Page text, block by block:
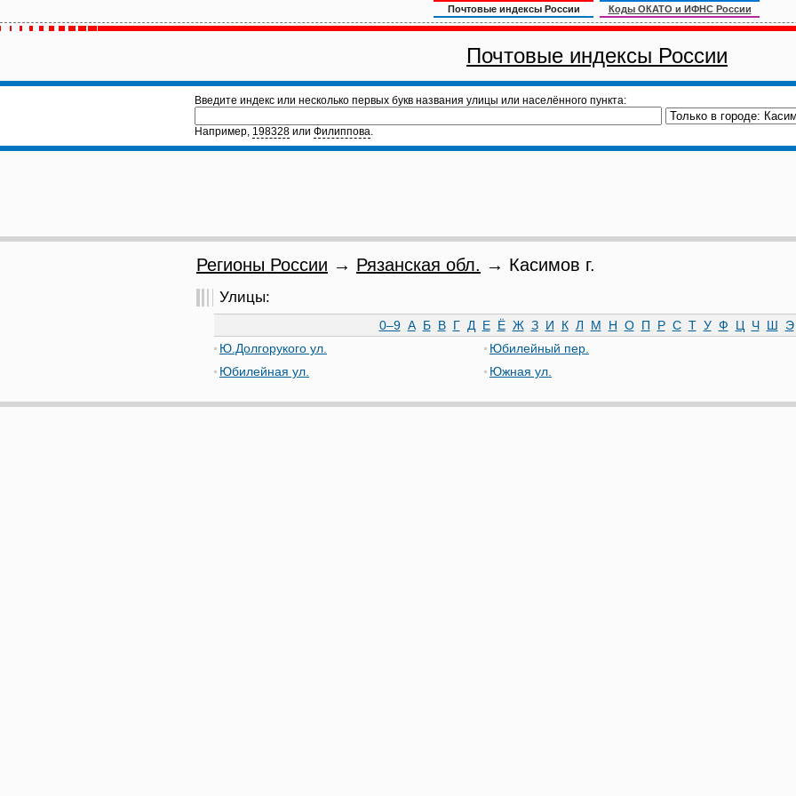
Почтовые индексы России Коды ОКАТО и ИФНС России
Почтовые индексы России
Введите индекс или несколько первых букв названия улицы или населённого пункта:
Например, 198328 или Филиппова.
Регионы России → Рязанская обл. → Касимов г.
Улицы:
0–9 А Б В Г Д Е Ё Ж З И К Л М Н О П Р С Т У Ф Ц Ч Ш
Э
Ю.Долгорукого ул.
Юбилейная ул.
Юбилейный пер.
Южная ул.